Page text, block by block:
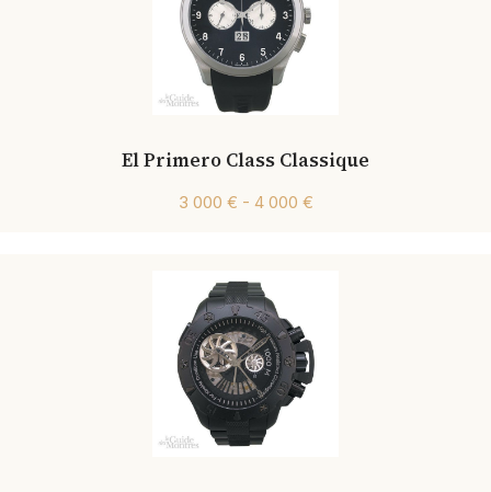
El Primero Class Classique
3 000 € - 4 000 €